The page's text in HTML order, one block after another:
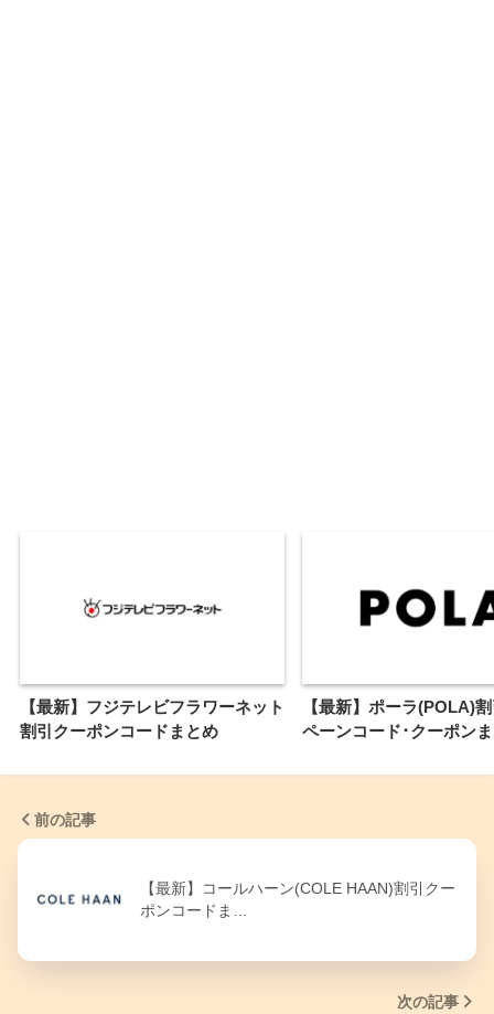
【最新】フジテレビフラワーネット
割引クーポンコードまとめ
【最新】ポーラ(POLA)
ペーンコード･クーポン
前の記事
【最新】コールハーン(COLE HAAN)割引クー
ポンコードま…
次の記事